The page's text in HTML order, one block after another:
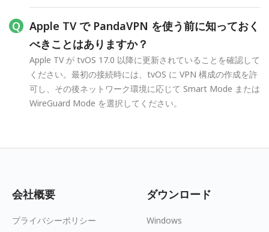
Apple TV で PandaVPN を使う前に知っておく
べきことはありますか？
Apple TV が tvOS 17.0 以降に更新されていることを確認して
ください。最初の接続時には、tvOS に VPN 構成の作成を許
可し、その後ネットワーク環境に応じて Smart Mode または
WireGuard Mode を選択してください。
会社概要
プライバシーポリシー
ダウンロード
Windows